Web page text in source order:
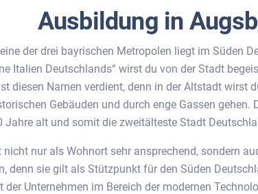
Ausbildung in
der drei bayrischen Metropolen liegt im Süden
Italien Deutschlands“ wirst du von der Stadt
diesen Namen verdient, denn in der Altstadt wirst
Gebäuden und durch enge Gassen gehen.
Jahre alt und somit die zweitälteste Stadt
nicht nur als Wohnort sehr ansprechend, sondern
denn sie gilt als Stützpunkt für den Süden
der Unternehmen im Bereich der modernen